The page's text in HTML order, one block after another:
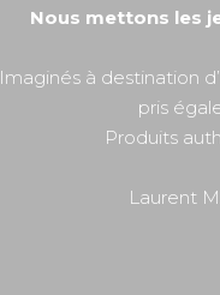
Nous mettons les
Imaginés à destination
pris
Produits
Laurent